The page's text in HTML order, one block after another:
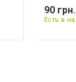
90 грн.
Есть в